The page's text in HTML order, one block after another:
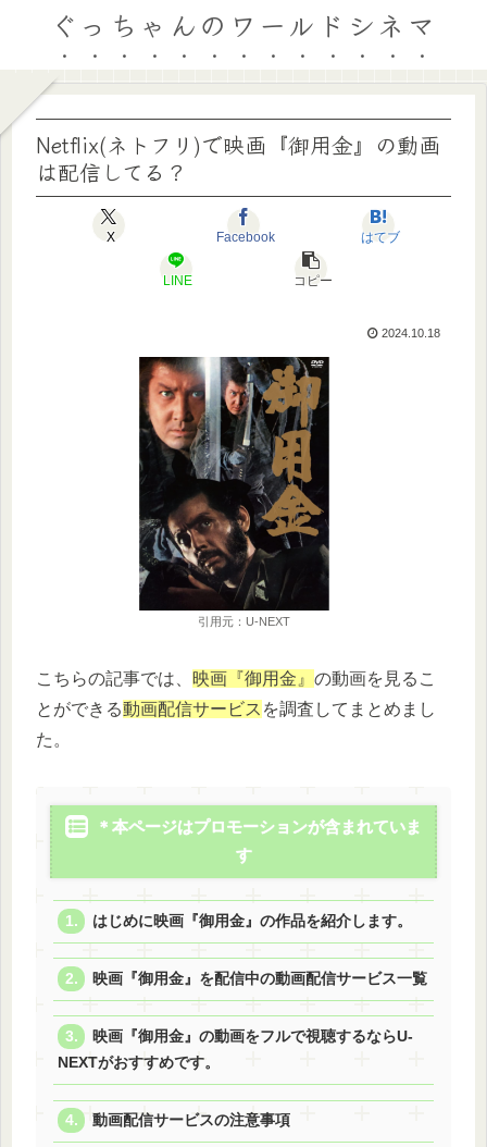
ぐっちゃんのワールドシネマ
Netflix(ネトフリ)で映画『御用金』の動画
は配信してる？
X Facebook はてブ
LINE コピー
2024.10.18
引用元：U-NEXT
こちらの記事では、 映画『御用金』 の動画を見るこ
とができる動画配信サービス を調査してまとめまし
た。
＊本ページはプロモーションが含まれていま
す
はじめに映画『御用金』の作品を紹介します。
映画『御用金』を配信中の動画配信サービス一覧
映画『御用金』の動画をフルで視聴するならU-
NEXTがおすすめです。
動画配信サービスの注意事項